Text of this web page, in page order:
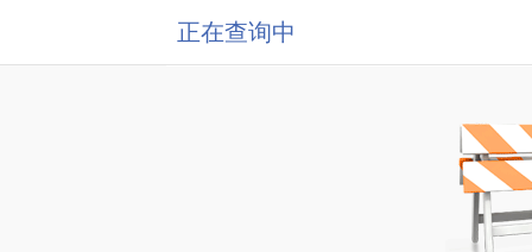
正在查询中